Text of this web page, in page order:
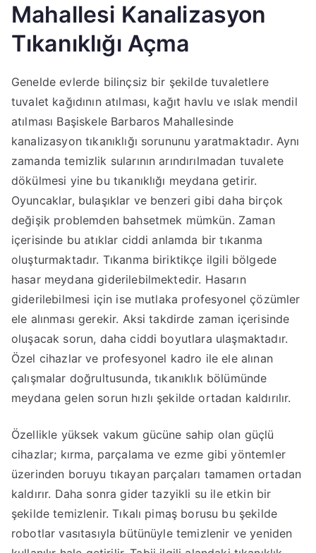
Mahallesi Kanalizasyon
Tıkanıklığı Açma
Genelde evlerde bilinçsiz bir şekilde tuvaletlere
tuvalet kağıdının atılması, kağıt havlu ve ıslak mendil
atılması Başiskele Barbaros Mahallesinde
kanalizasyon tıkanıklığı sorununu yaratmaktadır. Aynı
zamanda temizlik sularının arındırılmadan tuvalete
dökülmesi yine bu tıkanıklığı meydana getirir.
Oyuncaklar, bulaşıklar ve benzeri gibi daha birçok
değişik problemden bahsetmek mümkün. Zaman
içerisinde bu atıklar ciddi anlamda bir tıkanma
oluşturmaktadır. Tıkanma biriktikçe ilgili bölgede
hasar meydana giderilebilmektedir. Hasarın
giderilebilmesi için ise mutlaka profesyonel çözümler
ele alınması gerekir. Aksi takdirde zaman içerisinde
oluşacak sorun, daha ciddi boyutlara ulaşmaktadır.
Özel cihazlar ve profesyonel kadro ile ele alınan
çalışmalar doğrultusunda, tıkanıklık bölümünde
meydana gelen sorun hızlı şekilde ortadan kaldırılır.
Özellikle yüksek vakum gücüne sahip olan güçlü
cihazlar; kırma, parçalama ve ezme gibi yöntemler
üzerinden boruyu tıkayan parçaları tamamen ortadan
kaldırır. Daha sonra gider tazyikli su ile etkin bir
şekilde temizlenir. Tıkalı pimaş borusu bu şekilde
robotlar vasıtasıyla bütünüyle temizlenir ve yeniden